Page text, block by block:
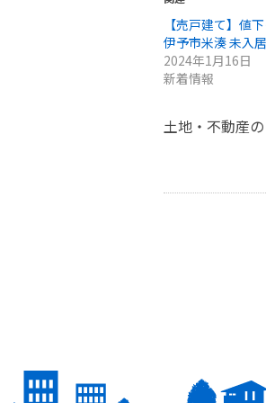
【売戸建て】値
伊予市米湊 未入
2024年1月16日
新着情報
土地・不動産